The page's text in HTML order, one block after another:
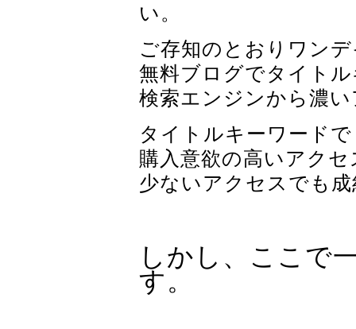
い。
ご存知のとおりワン
無料ブログでタイト
検索エンジンから濃
タイトルキーワードで
購入意欲の高いアク
少ないアクセスでも
しかし、ここで
す。